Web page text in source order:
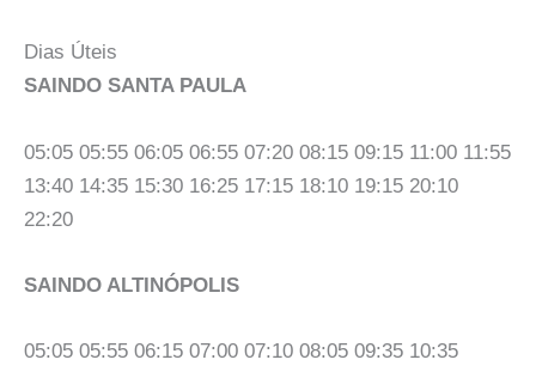
Dias Úteis
SAINDO SANTA PAULA
05:05 05:55 06:05 06:55 07:20 08:15 09:15 11:00 11:55
13:40 14:35 15:30 16:25 17:15 18:10 19:15 20:10
22:20
SAINDO ALTINÓPOLIS
05:05 05:55 06:15 07:00 07:10 08:05 09:35 10:35